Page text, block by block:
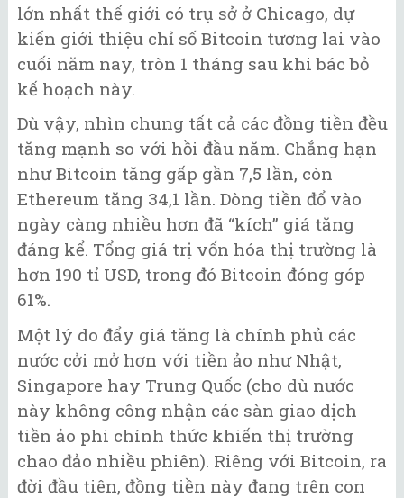
lớn nhất thế giới có trụ sở ở Chicago, dự
kiến giới thiệu chỉ số Bitcoin tương lai vào
cuối năm nay, tròn 1 tháng sau khi bác bỏ
kế hoạch này.
Dù vậy, nhìn chung tất cả các đồng tiền đều
tăng mạnh so với hồi đầu năm. Chẳng hạn
như Bitcoin tăng gấp gần 7,5 lần, còn
Ethereum tăng 34,1 lần. Dòng tiền đổ vào
ngày càng nhiều hơn đã “kích” giá tăng
đáng kể. Tổng giá trị vốn hóa thị trường là
hơn 190 tỉ USD, trong đó Bitcoin đóng góp
61%.
Một lý do đẩy giá tăng là chính phủ các
nước cởi mở hơn với tiền ảo như Nhật,
Singapore hay Trung Quốc (cho dù nước
này không công nhận các sàn giao dịch
tiền ảo phi chính thức khiến thị trường
chao đảo nhiều phiên). Riêng với Bitcoin, ra
đời đầu tiên, đồng tiền này đang trên con